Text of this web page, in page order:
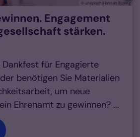
© unsplash/Hannah Busing
Engagement
stärken.
für Engagierte
benötigen Sie Materialien
um neue
Ehrenamt zu gewinnen? ...